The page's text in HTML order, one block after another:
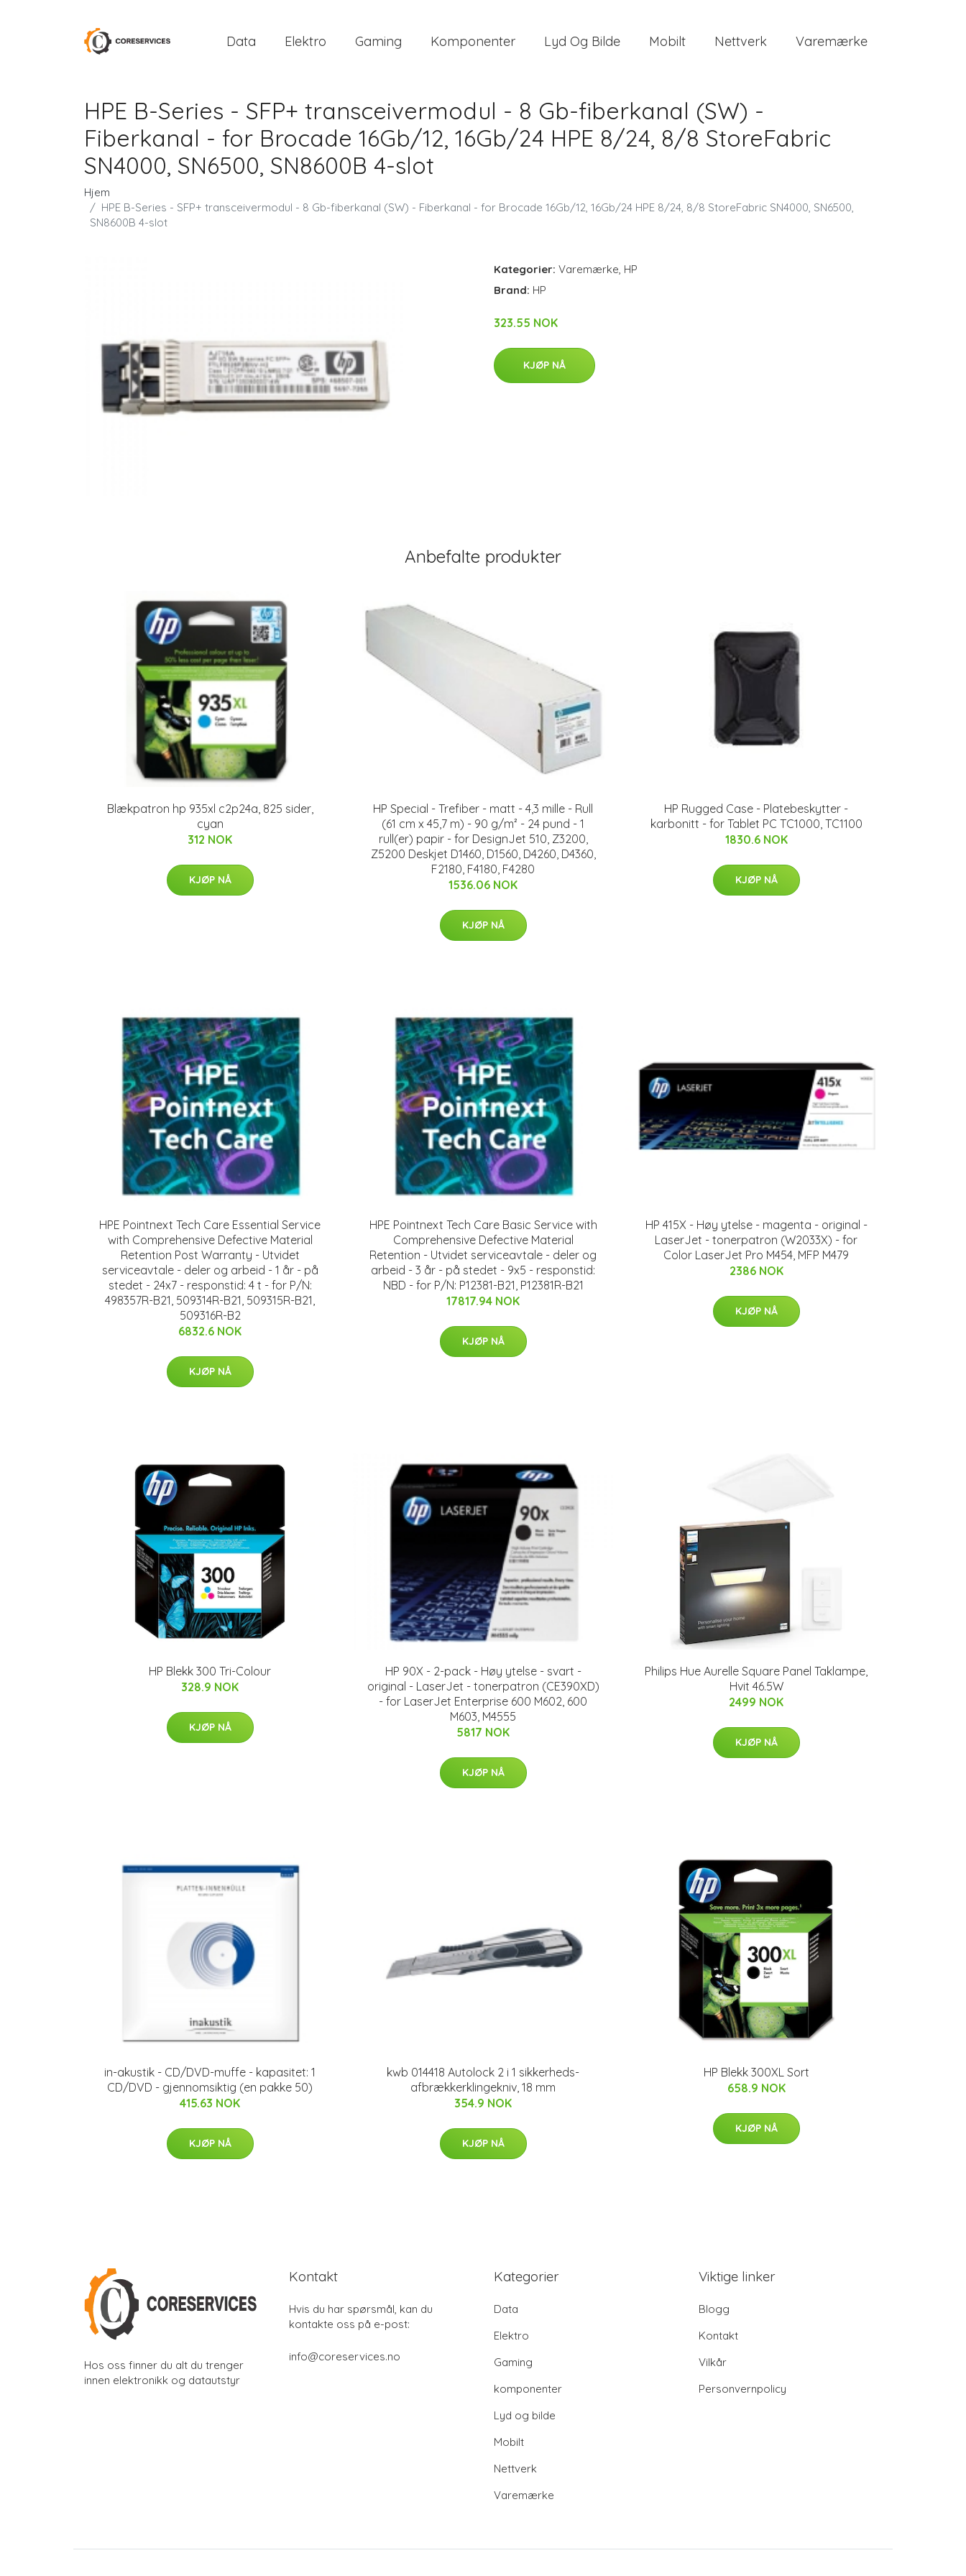
Data Elektro Gaming Komponenter Lyd Og Bilde Mobilt Nettverk Varemærke
HPE B-Series - SFP+ transceivermodul - 8 Gb-fiberkanal (SW) -
Fiberkanal - for Brocade 16Gb/12, 16Gb/24 HPE 8/24, 8/8 StoreFabric
SN4000, SN6500, SN8600B 4-slot
Hjem
HPE B-Series - SFP+ transceivermodul - 8 Gb-fiberkanal (SW) - Fiberkanal - for Brocade 16Gb/12, 16Gb/24 HPE 8/24, 8/8 StoreFabric SN4000, SN6500,
SN8600B 4-slot
Kategorier: Varemærke, HP
Brand: HP
323.55 NOK
KJØP NÅ
Anbefalte produkter
Blækpatron hp 935xl c2p24a, 825 sider,
cyan
312 NOK
KJØP NÅ
HP Special - Trefiber - matt - 4,3 mille - Rull
(61 cm x 45,7 m) - 90 g/m² - 24 pund - 1
rull(er) papir - for DesignJet 510, Z3200,
Z5200 Deskjet D1460, D1560, D4260, D4360,
F2180, F4180, F4280
1536.06 NOK
KJØP NÅ
HP Rugged Case - Platebeskytter -
karbonitt - for Tablet PC TC1000, TC1100
1830.6 NOK
KJØP NÅ
HPE Pointnext Tech Care Essential Service
with Comprehensive Defective Material
Retention Post Warranty - Utvidet
serviceavtale - deler og arbeid - 1 år - på
stedet - 24x7 - responstid: 4 t - for P/N:
498357R-B21, 509314R-B21, 509315R-B21,
509316R-B2
6832.6 NOK
KJØP NÅ
HPE Pointnext Tech Care Basic Service with
Comprehensive Defective Material
Retention - Utvidet serviceavtale - deler og
arbeid - 3 år - på stedet - 9x5 - responstid:
NBD - for P/N: P12381-B21, P12381R-B21
17817.94 NOK
KJØP NÅ
HP 415X - Høy ytelse - magenta - original -
LaserJet - tonerpatron (W2033X) - for
Color LaserJet Pro M454, MFP M479
2386 NOK
KJØP NÅ
HP Blekk 300 Tri-Colour
328.9 NOK
KJØP NÅ
HP 90X - 2-pack - Høy ytelse - svart -
original - LaserJet - tonerpatron (CE390XD)
- for LaserJet Enterprise 600 M602, 600
M603, M4555
5817 NOK
KJØP NÅ
Philips Hue Aurelle Square Panel Taklampe,
Hvit 46.5W
2499 NOK
KJØP NÅ
in-akustik - CD/DVD-muffe - kapasitet: 1
CD/DVD - gjennomsiktig (en pakke 50)
415.63 NOK
KJØP NÅ
kwb 014418 Autolock 2 i 1 sikkerheds-
afbrækkerklingekniv, 18 mm
354.9 NOK
KJØP NÅ
HP Blekk 300XL Sort
658.9 NOK
KJØP NÅ
Hos oss finner du alt du trenger
innen elektronikk og datautstyr
Kontakt
Hvis du har spørsmål, kan du
kontakte oss på e-post:
info@coreservices.no
Kategorier
Data
Elektro
Gaming
komponenter
Lyd og bilde
Mobilt
Nettverk
Varemærke
Viktige linker
Blogg
Kontakt
Vilkår
Personvernpolicy